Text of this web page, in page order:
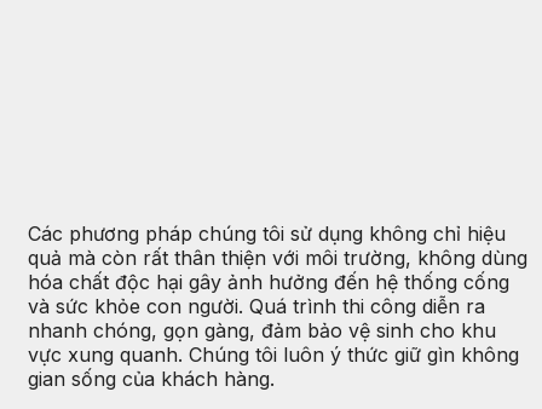
Các phương pháp chúng tôi sử dụng không chỉ hiệu
quả mà còn rất thân thiện với môi trường, không dùng
hóa chất độc hại gây ảnh hưởng đến hệ thống cống
và sức khỏe con người. Quá trình thi công diễn ra
nhanh chóng, gọn gàng, đảm bảo vệ sinh cho khu
vực xung quanh. Chúng tôi luôn ý thức giữ gìn không
gian sống của khách hàng.